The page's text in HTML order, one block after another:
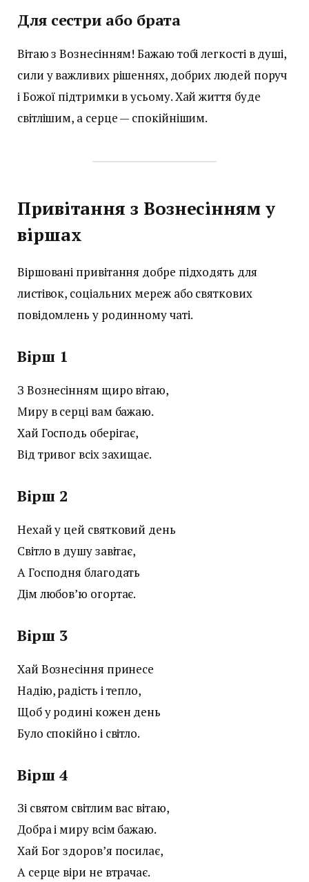
Для сестри або брата
Вітаю з Вознесінням! Бажаю тобі легкості в душі,
сили у важливих рішеннях, добрих людей поруч
і Божої підтримки в усьому. Хай життя буде
світлішим, а серце — спокійнішим.
Привітання з Вознесінням у
віршах
Віршовані привітання добре підходять для
листівок, соціальних мереж або святкових
повідомлень у родинному чаті.
Вірш 1
З Вознесінням щиро вітаю,
Миру в серці вам бажаю.
Хай Господь оберігає,
Від тривог всіх захищає.
Вірш 2
Нехай у цей святковий день
Світло в душу завітає,
А Господня благодать
Дім любов’ю огортає.
Вірш 3
Хай Вознесіння принесе
Надію, радість і тепло,
Щоб у родині кожен день
Було спокійно і світло.
Вірш 4
Зі святом світлим вас вітаю,
Добра і миру всім бажаю.
Хай Бог здоров’я посилає,
А серце віри не втрачає.